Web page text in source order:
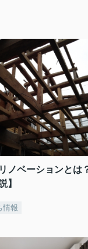
ノベーションとは
】
報